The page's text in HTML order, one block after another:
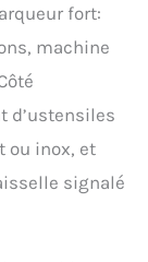
fort:
machine
d’ustensiles
ou inox, et
signalé